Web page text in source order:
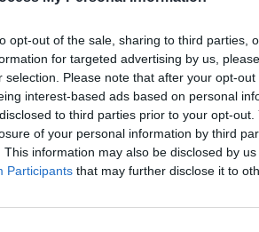
opt-out of the sale, sharing to third parties,
for targeted advertising by us,
selection. Please note that after your opt-
interest-based ads based on personal
to third parties prior to your opt-
of your personal information by third
This information may also be disclosed by
Participants that may further disclose it to
puis continuer en voiture
le village en bus en 15 minutes.